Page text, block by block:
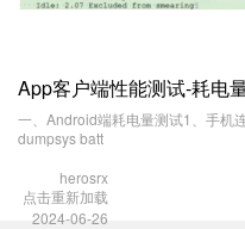
App客户端性能测试-耗电
一、Android端耗电量测试1、手机
dumpsys batt
herosrx
点击重新加载
2024-06-26